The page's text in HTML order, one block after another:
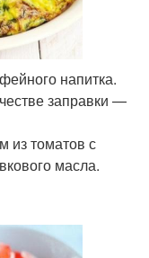
напитка.
заправки —
из томатов с
масла.